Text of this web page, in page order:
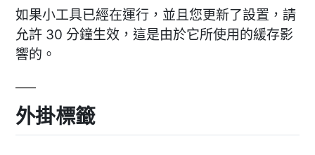
如果小工具已經在運行，並且您更新了設置，請
允許 30 分鐘生效，這是由於它所使用的緩存影
響的。
外掛標籤